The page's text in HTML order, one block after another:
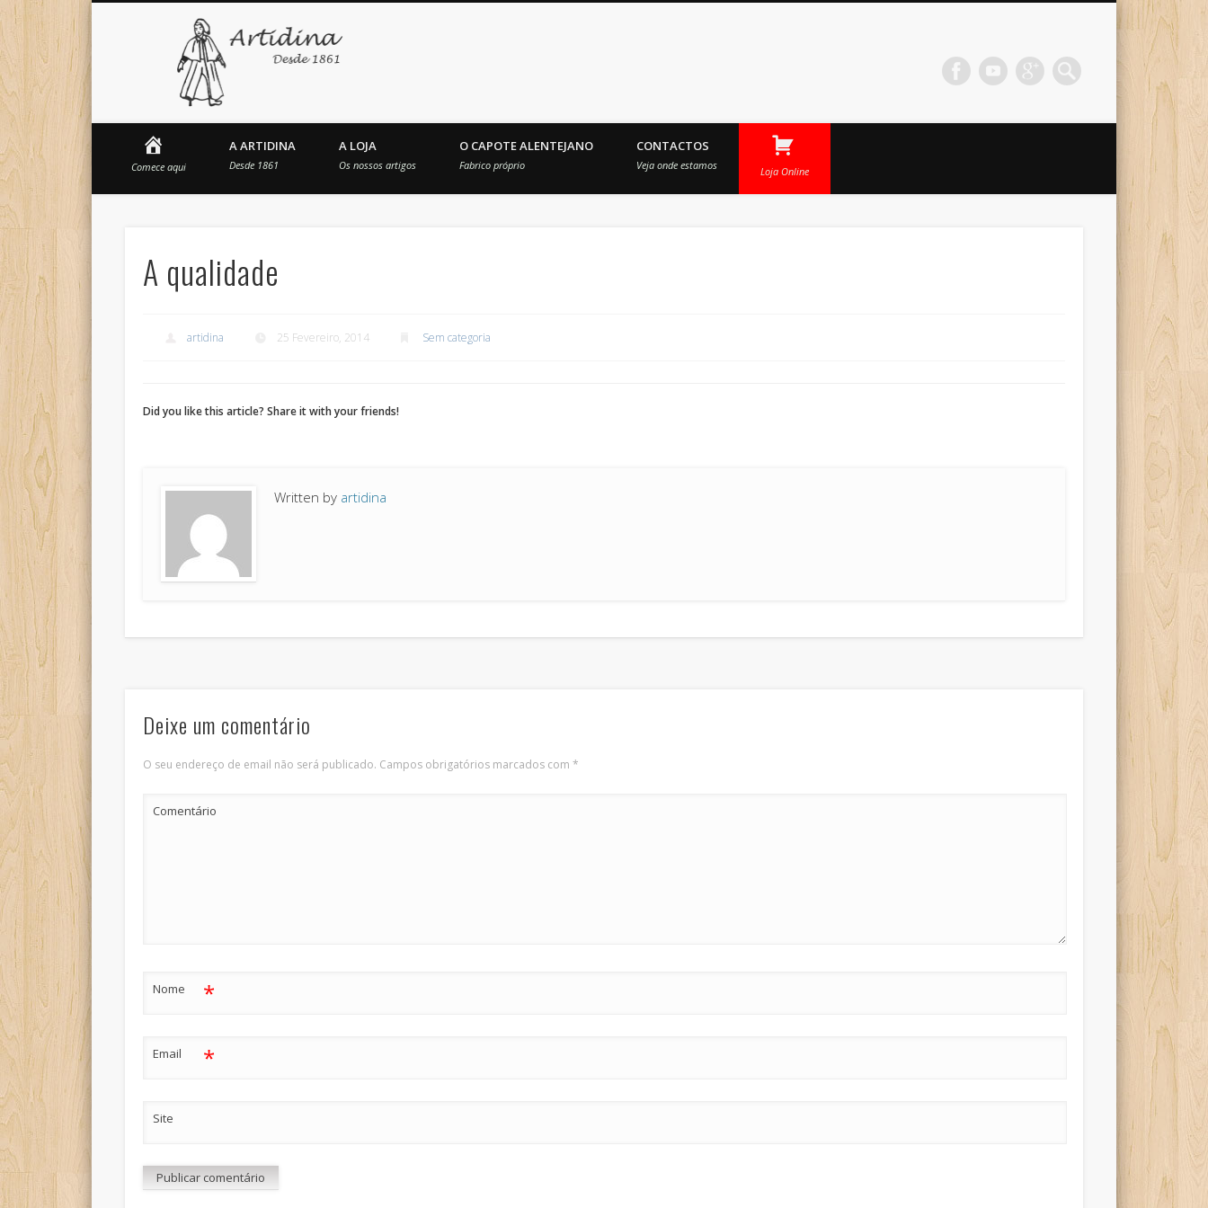
FacebookVimeo
Comece aqui
A ARTIDINA
Desde 1861
A LOJA
Os nossos artigos
O CAPOTE ALENTEJANO
Fabrico próprio
CONTACTOS
Veja onde estamos
Loja Online
A qualidade
artidina 25 Fevereiro, 2014 Sem categoria
Did you like this article? Share it with your friends!
Written by artidina
Deixe um comentário
O seu endereço de email não será publicado. Campos obrigatórios marcados com *
Comentário
Nome *
Email *
Site